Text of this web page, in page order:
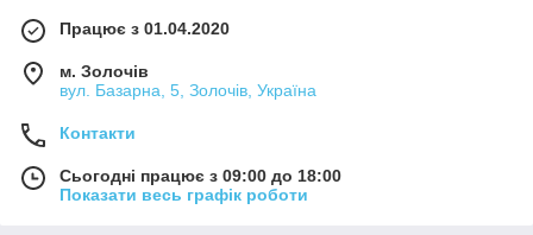
Працює з 01.04.2020
м. Золочів
вул. Базарна, 5, Золочів, Україна
Контакти
Сьогодні працює з 09:00 до 18:00
Показати весь графік роботи